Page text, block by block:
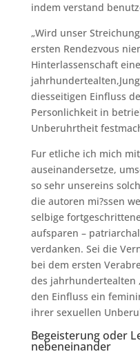
indem verstand
„Wird unser
ersten Rendezvous
Hinterlassenschaft
diesseitigen Einfluss
Personlichkeit in
Unberuhrtheit
Fur etliche ich mich
auseinandersetze,
so sehr unsereins
die autoren mi?ssen
selbige
aufsparen –
verdanken. Sei die
bei dem ersten
des jahrhundertealten
den Einfluss ein
ihrer sexuellen
Begeisterung oder
nebeneinander